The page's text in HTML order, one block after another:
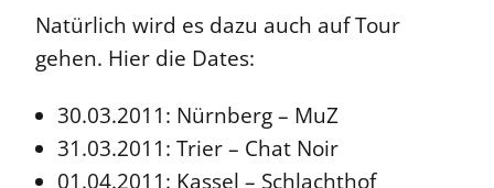
Natürlich wird es dazu auch auf Tour
gehen. Hier die Dates:
30.03.2011: Nürnberg – MuZ
31.03.2011: Trier – Chat Noir
01.04.2011: Kassel – Schlachthof